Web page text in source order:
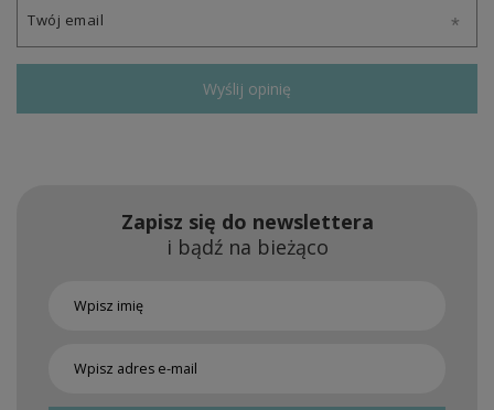
Twój email
Wyślij opinię
Zapisz się do newslettera
i bądź na bieżąco